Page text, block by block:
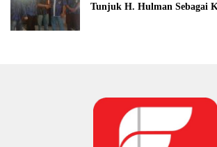
Tunjuk H. Hulman Sebagai